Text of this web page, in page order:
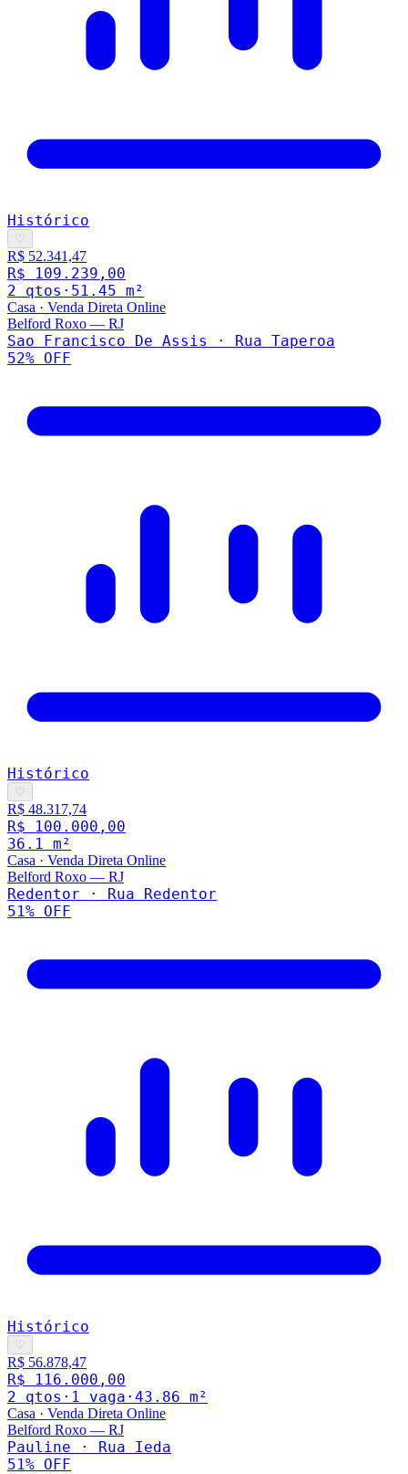
Histórico
♡
R$ 52.341,47
R$ 109.239,00
2 qtos · 51.45 m²
Casa · Venda Direta Online
Belford Roxo — RJ
Sao Francisco De Assis · Rua Taperoa
52% OFF
Histórico
♡
R$ 48.317,74
R$ 100.000,00
36.1 m²
Casa · Venda Direta Online
Belford Roxo — RJ
Redentor · Rua Redentor
51% OFF
Histórico
♡
R$ 56.878,47
R$ 116.000,00
2 qtos · 1 vaga · 43.86 m²
Casa · Venda Direta Online
Belford Roxo — RJ
Pauline · Rua Ieda
51% OFF